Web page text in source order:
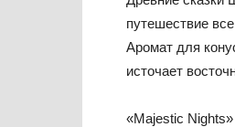
путешествие
Аромат для
источает
«Majestic Nights»